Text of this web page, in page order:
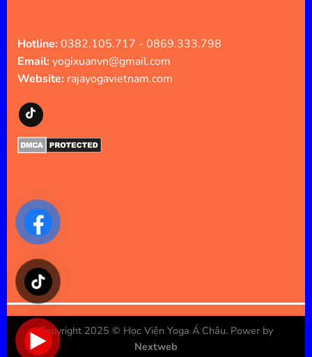
Hotline:0382.105.717 - 0869.333.798
Email:yogixuanvn@gmail.com
Website: rajayogavietnam.com
Copyright 2025 © Học Viện Yoga Á Châu. Power by
Nextweb